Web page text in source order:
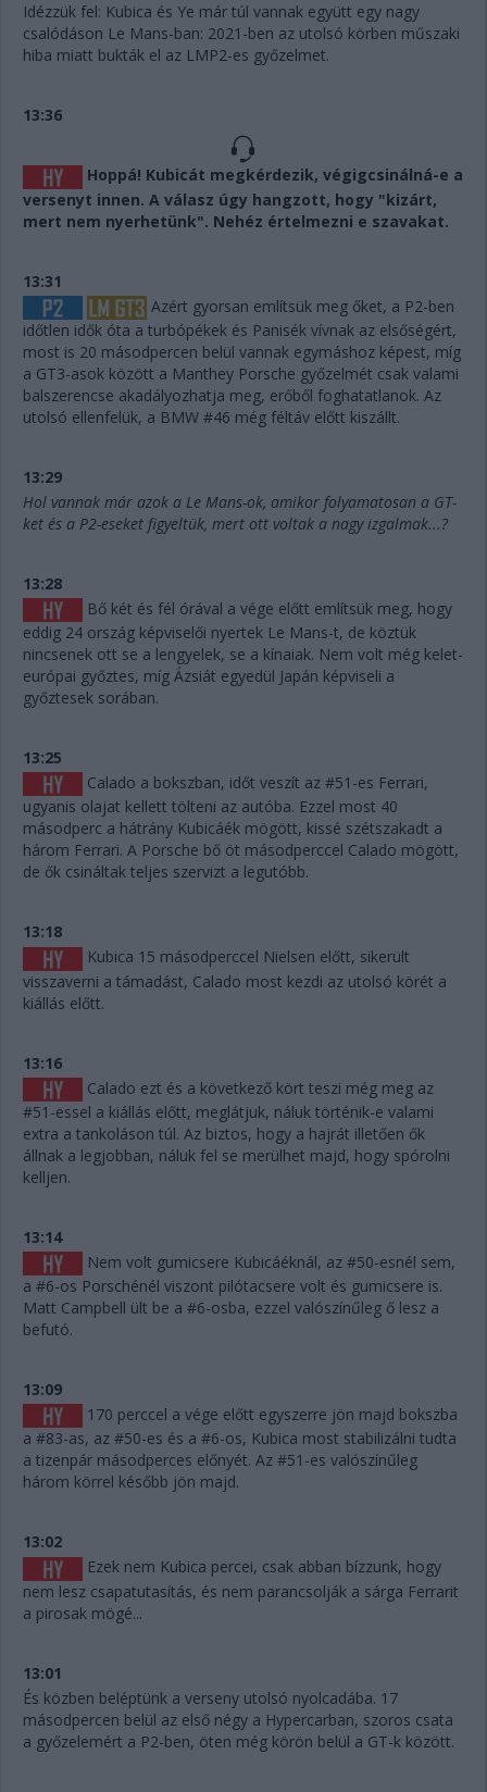
Idézzük fel: Kubica és Ye már túl vannak együtt egy nagy
csalódáson Le Mans-ban: 2021-ben az utolsó körben műszaki
hiba miatt bukták el az LMP2-es győzelmet.
13:36
Hoppá! Kubicát megkérdezik, végigcsinálná-e a
versenyt innen. A válasz úgy hangzott, hogy "kizárt,
mert nem nyerhetünk". Nehéz értelmezni e szavakat.
13:31
Azért gyorsan említsük meg őket, a P2-ben
időtlen idők óta a turbópékek és Panisék vívnak az elsőségért,
most is 20 másodpercen belül vannak egymáshoz képest, míg
a GT3-asok között a Manthey Porsche győzelmét csak valami
balszerencse akadályozhatja meg, erőből foghatatlanok. Az
utolsó ellenfelük, a BMW #46 még féltáv előtt kiszállt.
13:29
Hol vannak már azok a Le Mans-ok, amikor folyamatosan a GT-
ket és a P2-eseket figyeltük, mert ott voltak a nagy izgalmak...?
13:28
Bő két és fél órával a vége előtt említsük meg, hogy
eddig 24 ország képviselői nyertek Le Mans-t, de köztük
nincsenek ott se a lengyelek, se a kínaiak. Nem volt még kelet-
európai győztes, míg Ázsiát egyedül Japán képviseli a
győztesek sorában.
13:25
Calado a bokszban, időt veszít az #51-es Ferrari,
ugyanis olajat kellett tölteni az autóba. Ezzel most 40
másodperc a hátrány Kubicáék mögött, kissé szétszakadt a
három Ferrari. A Porsche bő öt másodperccel Calado mögött,
de ők csináltak teljes szervizt a legutóbb.
13:18
Kubica 15 másodperccel Nielsen előtt, sikerült
visszaverni a támadást, Calado most kezdi az utolsó körét a
kiállás előtt.
13:16
Calado ezt és a következő kört teszi még meg az
#51-essel a kiállás előtt, meglátjuk, náluk történik-e valami
extra a tankoláson túl. Az biztos, hogy a hajrát illetően ők
állnak a legjobban, náluk fel se merülhet majd, hogy spórolni
kelljen.
13:14
Nem volt gumicsere Kubicáéknál, az #50-esnél sem,
a #6-os Porschénél viszont pilótacsere volt és gumicsere is.
Matt Campbell ült be a #6-osba, ezzel valószínűleg ő lesz a
befutó.
13:09
170 perccel a vége előtt egyszerre jön majd bokszba
a #83-as, az #50-es és a #6-os, Kubica most stabilizálni tudta
a tizenpár másodperces előnyét. Az #51-es valószínűleg
három körrel később jön majd.
13:02
Ezek nem Kubica percei, csak abban bízzunk, hogy
nem lesz csapatutasítás, és nem parancsolják a sárga Ferrarit
a pirosak mögé...
13:01
És közben beléptünk a verseny utolsó nyolcadába. 17
másodpercen belül az első négy a Hypercarban, szoros csata
a győzelemért a P2-ben, öten még körön belül a GT-k között.